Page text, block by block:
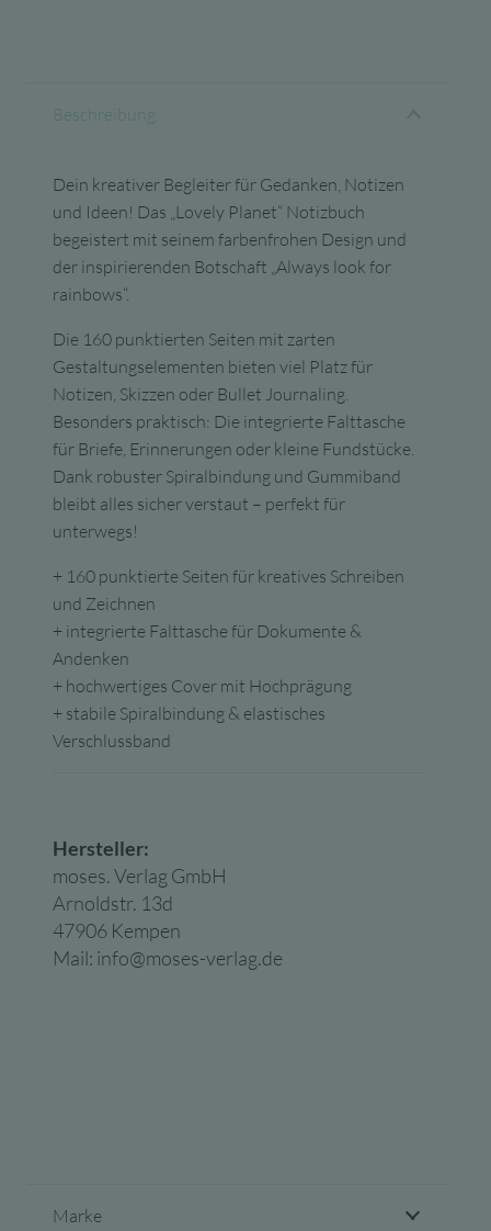
Beschreibung
Dein kreativer Begleiter für Gedanken, Notizen
und Ideen! Das „Lovely Planet“ Notizbuch
begeistert mit seinem farbenfrohen Design und
der inspirierenden Botschaft „Always look for
rainbows“.
Die 160 punktierten Seiten mit zarten
Gestaltungselementen bieten viel Platz für
Notizen, Skizzen oder Bullet Journaling.
Besonders praktisch: Die integrierte Falttasche
für Briefe, Erinnerungen oder kleine Fundstücke.
Dank robuster Spiralbindung und Gummiband
bleibt alles sicher verstaut – perfekt für
unterwegs!
+ 160 punktierte Seiten für kreatives Schreiben
und Zeichnen
+ integrierte Falttasche für Dokumente &
Andenken
+ hochwertiges Cover mit Hochprägung
+ stabile Spiralbindung & elastisches
Verschlussband
Hersteller:
moses. Verlag GmbH
Arnoldstr. 13d
47906 Kempen
Mail: info@moses-verlag.de
Marke